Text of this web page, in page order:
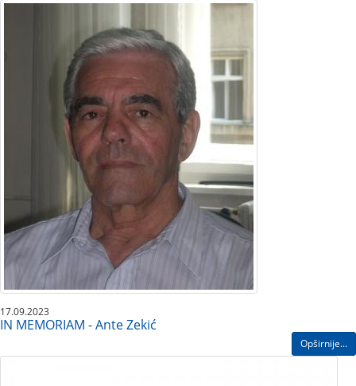
17.09.2023
IN MEMORIAM - Ante Zekić
Opširnije...